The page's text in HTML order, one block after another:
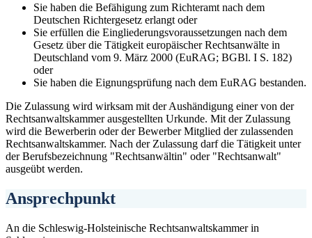
Sie haben die Befähigung zum Richteramt nach dem
Deutschen Richtergesetz erlangt oder
Sie erfüllen die Eingliederungsvoraussetzungen nach dem
Gesetz über die Tätigkeit europäischer Rechtsanwälte in
Deutschland vom 9. März 2000 (EuRAG; BGBl. I S. 182)
oder
Sie haben die Eignungsprüfung nach dem EuRAG bestanden.
Die Zulassung wird wirksam mit der Aushändigung einer von der
Rechtsanwaltskammer ausgestellten Urkunde. Mit der Zulassung
wird die Bewerberin oder der Bewerber Mitglied der zulassenden
Rechtsanwaltskammer. Nach der Zulassung darf die Tätigkeit unter
der Berufsbezeichnung "Rechtsanwältin" oder "Rechtsanwalt"
ausgeübt werden.
Ansprechpunkt
An die Schleswig-Holsteinische Rechtsanwaltskammer in